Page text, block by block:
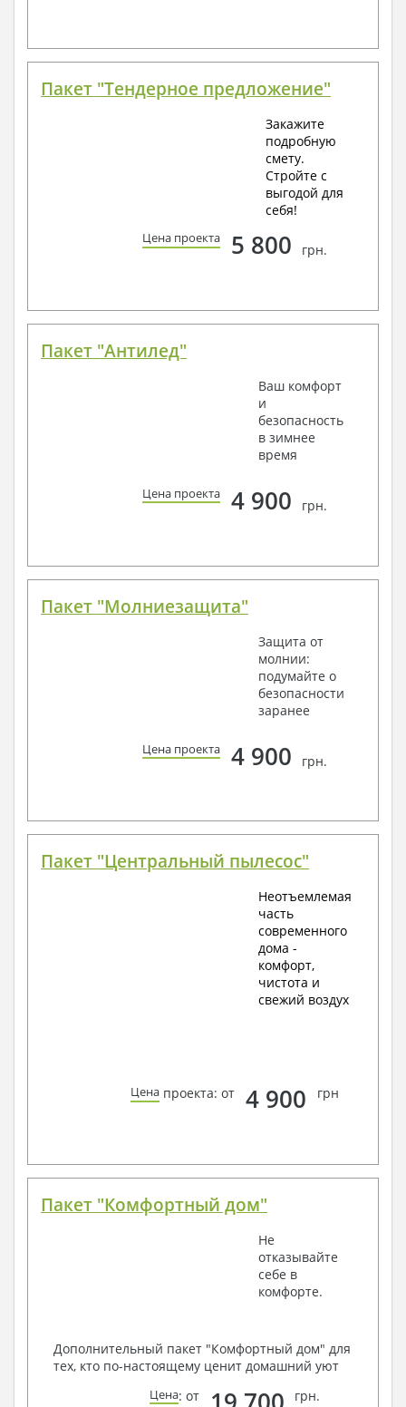
Пакет "Тендерное предложение"
Закажите
подробную
смету.
Стройте с
выгодой для
себя!
Цена проекта 5 800 грн.
Пакет "Антилед"
Ваш комфорт
и
безопасность
в зимнее
время
Цена проекта 4 900 грн.
Пакет "Молниезащита"
Защита от
молнии:
подумайте о
безопасности
заранее
Цена проекта 4 900 грн.
Пакет "Центральный пылесос"
Неотъемлемая
часть
современного
дома -
комфорт,
чистота и
свежий воздух
Цена проекта: от 4 900 грн
Пакет "Комфортный дом"
Не
отказывайте
себе в
комфорте.
Дополнительный пакет "Комфортный дом" для
тех, кто по-настоящему ценит домашний уют
Цена: от грн.